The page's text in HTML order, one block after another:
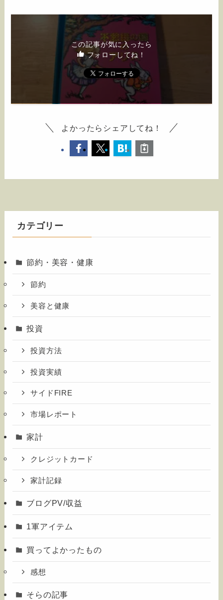
この記事が気に入ったら
フォローしてね！
よかったらシェアしてね！
カテゴリー
節約・美容・健康
節約
美容と健康
投資
投資方法
投資実績
サイドFIRE
市場レポート
家計
クレジットカード
家計記録
ブログPV/収益
1軍アイテム
買ってよかったもの
感想
そらの記事